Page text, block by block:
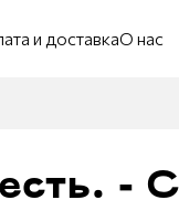
и доставкаО нас
-